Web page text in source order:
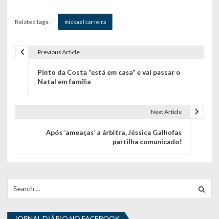
Related tags : mickael carreira
ã
o
Previous Article
Pinto da Costa “está em casa” e vai passar o
Natal em família
Next Article
Após ‘ameaças’ a árbitra, Jéssica Galhofas
partilha comunicado!
for: